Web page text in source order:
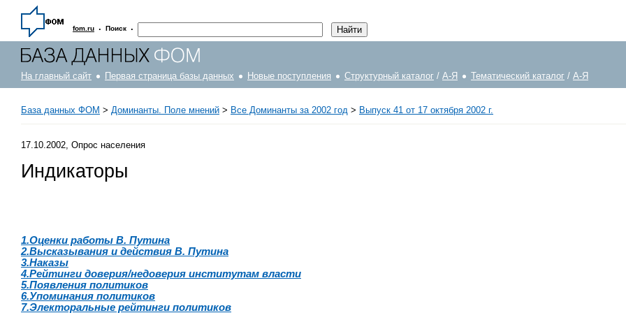
fom.ru · Поиск ·
На главный сайт Первая страница базы данных Новые поступления Структурный каталог / А-Я Тематический каталог / А-Я
База данных ФОМ > Доминанты. Поле мнений > Все Доминанты за 2002 год > Выпуск 41 от 17 октября 2002 г.
17.10.2002, Опрос населения
Индикаторы
1.Оценки работы В. Путина
2.Высказывания и действия В. Путина
3.Наказы
4.Рейтинги доверия/недоверия институтам власти
5.Появления политиков
6.Упоминания политиков
7.Электоральные рейтинги политиков